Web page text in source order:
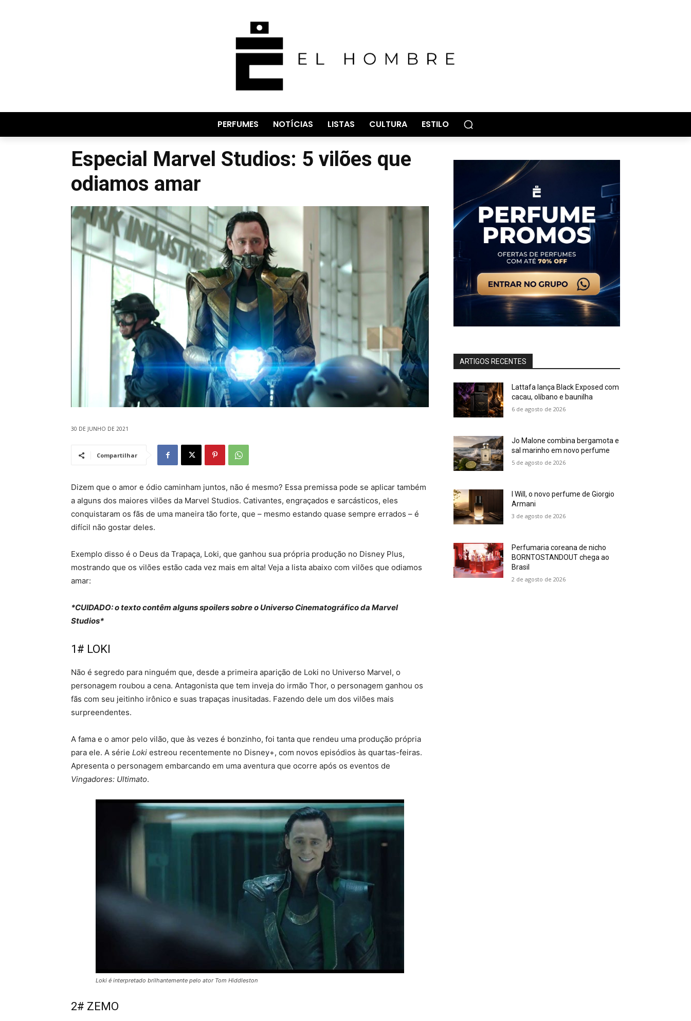
PERFUMES NOTÍCIAS LISTAS CULTURA ESTILO
Especial Marvel Studios: 5 vilões que
odiamos amar
30 DE JUNHO DE 2021
Compartilhar
Dizem que o amor e ódio caminham juntos, não é mesmo? Essa premissa pode se aplicar também
a alguns dos maiores vilões da Marvel Studios. Cativantes, engraçados e sarcásticos, eles
conquistaram os fãs de uma maneira tão forte, que – mesmo estando quase sempre errados – é
difícil não gostar deles.
Exemplo disso é o Deus da Trapaça, Loki, que ganhou sua própria produção no Disney Plus,
mostrando que os vilões estão cada vez mais em alta! Veja a lista abaixo com vilões que odiamos
amar:
*CUIDADO: o texto contêm alguns spoilers sobre o Universo Cinematográfico da Marvel
Studios*
1# LOKI
Não é segredo para ninguém que, desde a primeira aparição de Loki no Universo Marvel, o
personagem roubou a cena. Antagonista que tem inveja do irmão Thor, o personagem ganhou os
fãs com seu jeitinho irônico e suas trapaças inusitadas. Fazendo dele um dos vilões mais
surpreendentes.
A fama e o amor pelo vilão, que às vezes é bonzinho, foi tanta que rendeu uma produção própria
para ele. A série Loki estreou recentemente no Disney+, com novos episódios às quartas-feiras.
Apresenta o personagem embarcando em uma aventura que ocorre após os eventos de
Vingadores: Ultimato.
Loki é interpretado brilhantemente pelo ator Tom Hiddleston
2# ZEMO
ARTIGOS RECENTES
Lattafa lança Black Exposed com
cacau, olíbano e baunilha
6 de agosto de 2026
Jo Malone combina bergamota e
sal marinho em novo perfume
5 de agosto de 2026
I Will, o novo perfume de Giorgio
Armani
3 de agosto de 2026
Perfumaria coreana de nicho
BORNTOSTANDOUT chega ao
Brasil
2 de agosto de 2026